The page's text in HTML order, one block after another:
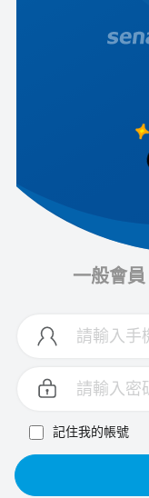
一般會員
記住我的帳號